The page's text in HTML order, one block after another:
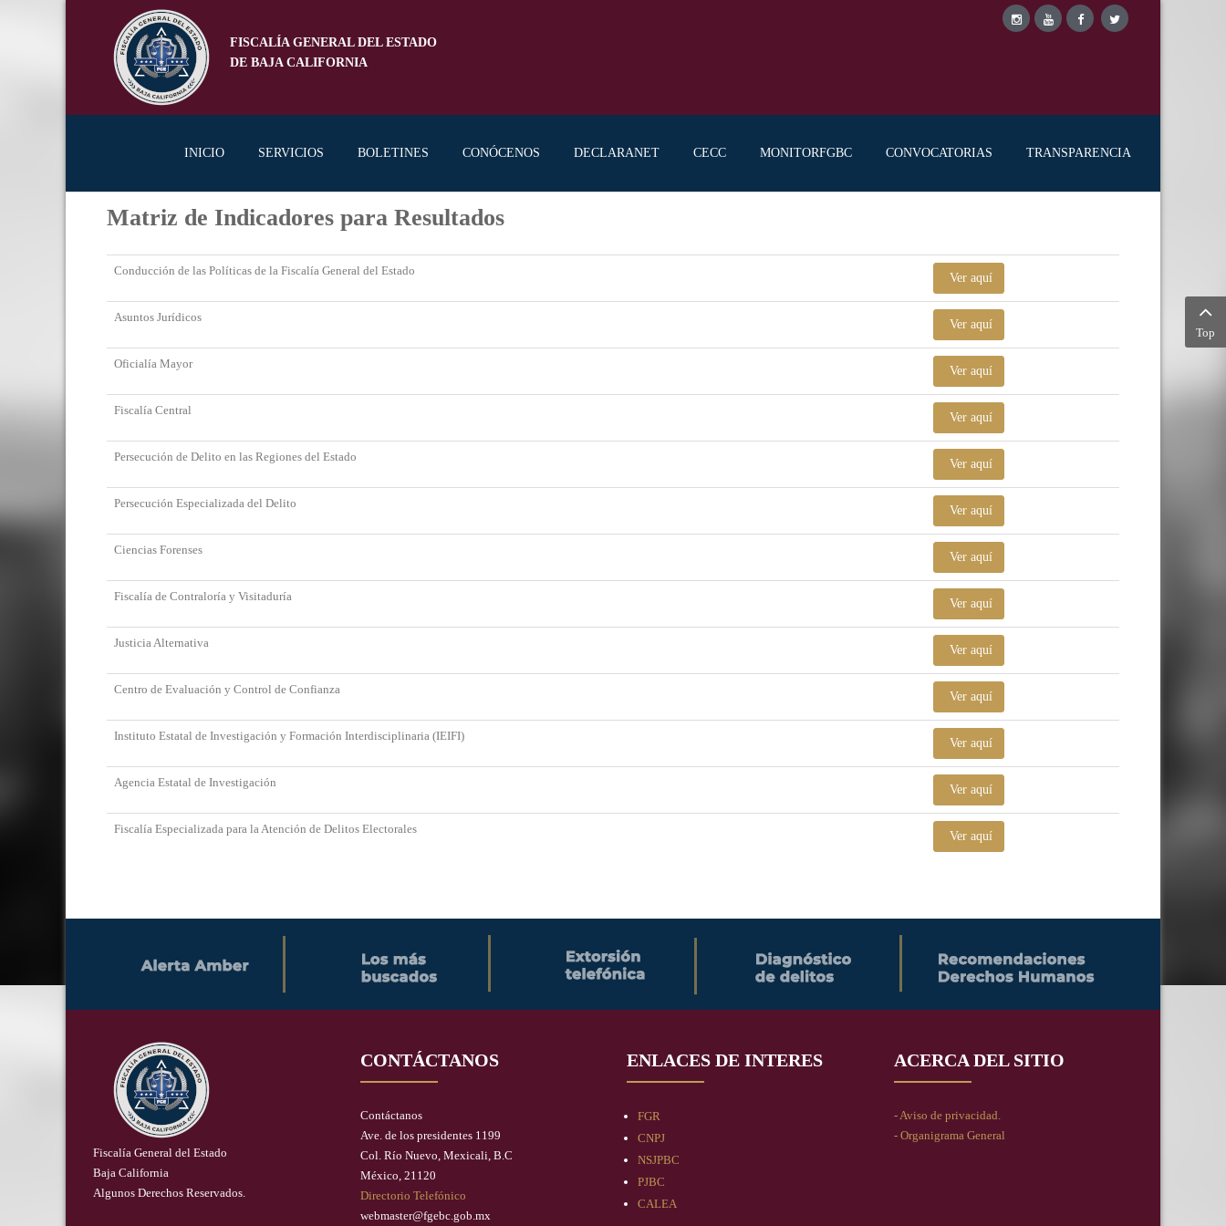
FISCALÍA GENERAL DEL ESTADO
DE BAJA CALIFORNIA
INICIO SERVICIOS BOLETINES CONÓCENOS DECLARANET CECC MONITORFGBC CONVOCATORIAS TRANSPARENCIA
Matriz de Indicadores para Resultados
Conducción de las Políticas de la Fiscalía General del Estado
Ver aquí
Asuntos Jurídicos
Ver aquí
Oficialía Mayor
Ver aquí
Fiscalía Central
Ver aquí
Persecución de Delito en las Regiones del Estado
Ver aquí
Persecución Especializada del Delito
Ver aquí
Ciencias Forenses
Ver aquí
Fiscalía de Contraloría y Visitaduría
Ver aquí
Justicia Alternativa
Ver aquí
Centro de Evaluación y Control de Confianza
Ver aquí
Instituto Estatal de Investigación y Formación Interdisciplinaria (IEIFI)
Ver aquí
Agencia Estatal de Investigación
Ver aquí
Fiscalía Especializada para la Atención de Delitos Electorales
Ver aquí
Fiscalía General del Estado
Baja California
Algunos Derechos Reservados.
CONTÁCTANOS
Contáctanos
Ave. de los presidentes 1199
Col. Río Nuevo, Mexicali, B.C
México, 21120
Directorio Telefónico
webmaster@fgebc.gob.mx
ENLACES DE INTERES
FGR
CNPJ
NSJPBC
PJBC
CALEA
ACERCA DEL SITIO
- Aviso de privacidad.
- Organigrama General
Top